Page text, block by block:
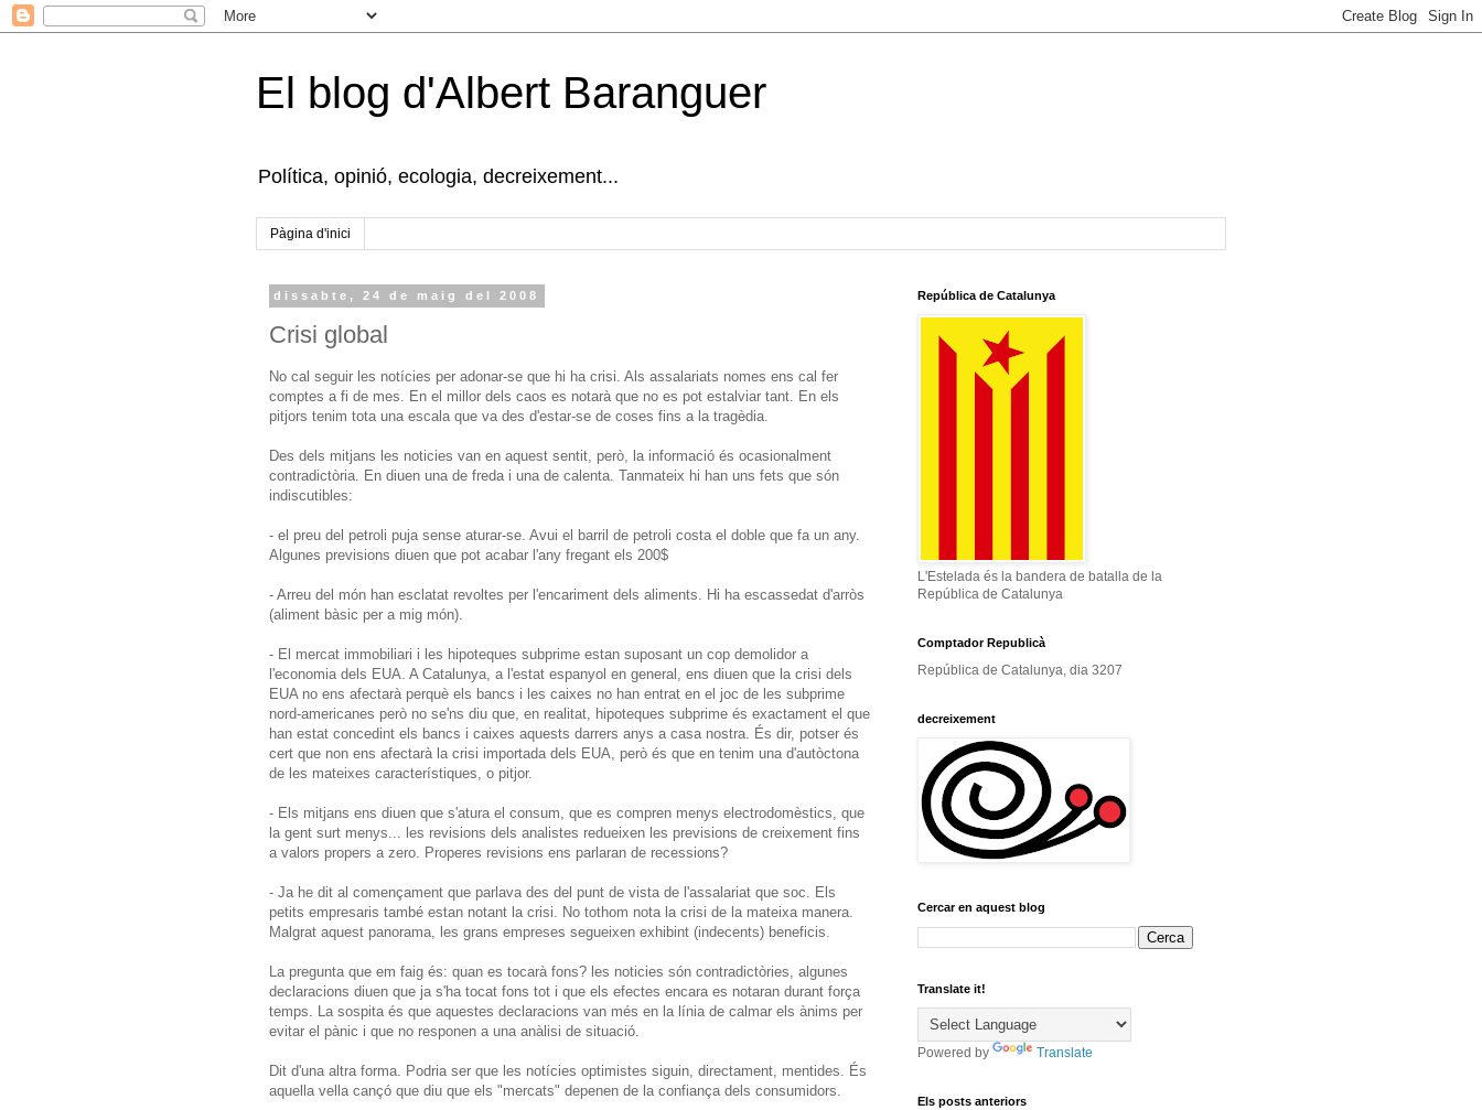
El blog d'Albert Baranguer
Política, opinió, ecologia, decreixement...
Pàgina d'inici
dissabte, 24 de maig del 2008
Crisi global
No cal seguir les notícies per adonar-se que hi ha crisi. Als assalariats nomes ens cal fer
comptes a fi de mes. En el millor dels caos es notarà que no es pot estalviar tant. En els
pitjors tenim tota una escala que va des d'estar-se de coses fins a la tragèdia.
Des dels mitjans les noticies van en aquest sentit, però, la informació és ocasionalment
contradictòria. En diuen una de freda i una de calenta. Tanmateix hi han uns fets que són
indiscutibles:
- el preu del petroli puja sense aturar-se. Avui el barril de petroli costa el doble que fa un any.
Algunes previsions diuen que pot acabar l'any fregant els 200$
- Arreu del món han esclatat revoltes per l'encariment dels aliments. Hi ha escassedat d'arròs
(aliment bàsic per a mig món).
- El mercat immobiliari i les hipoteques subprime estan suposant un cop demolidor a
l'economia dels EUA. A Catalunya, a l'estat espanyol en general, ens diuen que la crisi dels
EUA no ens afectarà perquè els bancs i les caixes no han entrat en el joc de les subprime
nord-americanes però no se'ns diu que, en realitat, hipoteques subprime és exactament el que
han estat concedint els bancs i caixes aquests darrers anys a casa nostra. És dir, potser és
cert que non ens afectarà la crisi importada dels EUA, però és que en tenim una d'autòctona
de les mateixes característiques, o pitjor.
- Els mitjans ens diuen que s'atura el consum, que es compren menys electrodomèstics, que
la gent surt menys... les revisions dels analistes redueixen les previsions de creixement fins
a valors propers a zero. Properes revisions ens parlaran de recessions?
- Ja he dit al començament que parlava des del punt de vista de l'assalariat que soc. Els
petits empresaris també estan notant la crisi. No tothom nota la crisi de la mateixa manera.
Malgrat aquest panorama, les grans empreses segueixen exhibint (indecents) beneficis.
La pregunta que em faig és: quan es tocarà fons? les noticies són contradictòries, algunes
declaracions diuen que ja s'ha tocat fons tot i que els efectes encara es notaran durant força
temps. La sospita és que aquestes declaracions van més en la línia de calmar els ànims per
evitar el pànic i que no responen a una anàlisi de situació.
Dit d'una altra forma. Podria ser que les notícies optimistes siguin, directament, mentides. És
aquella vella cançó que diu que els "mercats" depenen de la confiança dels consumidors.
República de Catalunya
L'Estelada és la bandera de batalla de la
República de Catalunya
Comptador Republicà
República de Catalunya, dia 3207
decreixement
Cercar en aquest blog
Translate it!
Powered by Translate
Els posts anteriors